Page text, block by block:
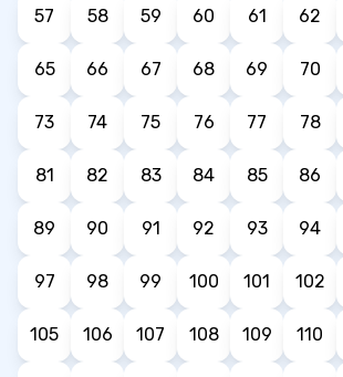
57 58 59 60 61 62
65 66 67 68 69 70
73 74 75 76 77 78
81 82 83 84 85 86
89 90 91 92 93 94
97 98 99 100 101 102
105 106 107 108 109 110